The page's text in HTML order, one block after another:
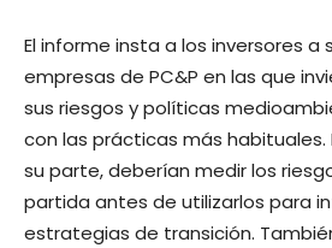
El informe insta a los inversores a
empresas de PC&P en las que
sus riesgos y políticas
con las prácticas más habituales.
su parte, deberían medir los
partida antes de utilizarlos para
estrategias de transición.